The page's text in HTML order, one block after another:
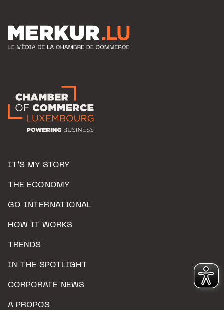
IT’S MY STORY
THE ECONOMY
GO INTERNATIONAL
HOW IT WORKS
TRENDS
IN THE SPOTLIGHT
CORPORATE NEWS
A PROPOS